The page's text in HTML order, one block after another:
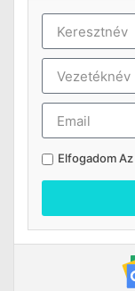
Elfogadom Az